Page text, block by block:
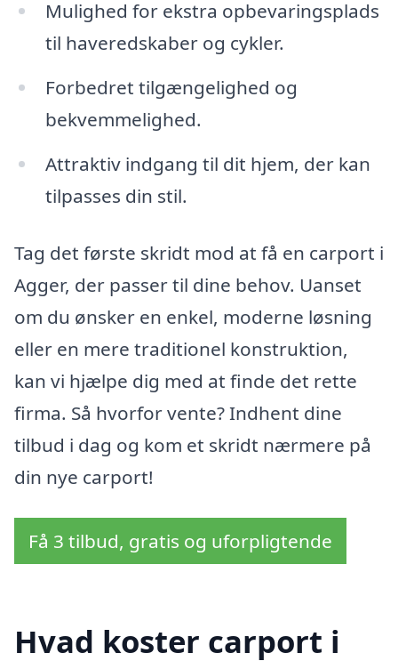
Mulighed for ekstra opbevaringsplads
til haveredskaber og cykler.
Forbedret tilgængelighed og
bekvemmelighed.
Attraktiv indgang til dit hjem, der kan
tilpasses din stil.
Tag det første skridt mod at få en carport i
Agger, der passer til dine behov. Uanset
om du ønsker en enkel, moderne løsning
eller en mere traditionel konstruktion,
kan vi hjælpe dig med at finde det rette
firma. Så hvorfor vente? Indhent dine
tilbud i dag og kom et skridt nærmere på
din nye carport!
Få 3 tilbud, gratis og uforpligtende
Hvad koster carport i